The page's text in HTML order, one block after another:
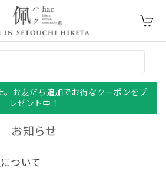
。お友だち追加でお得なクーポンをプ
レゼント中！
お知らせ
ついて